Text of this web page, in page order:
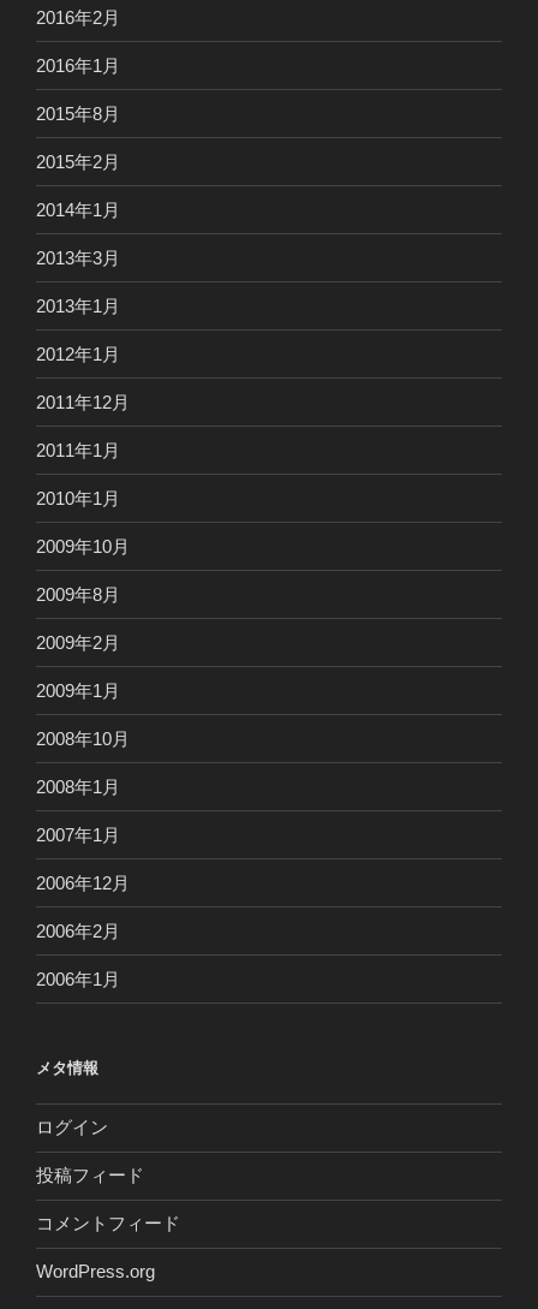
2016年2月
2016年1月
2015年8月
2015年2月
2014年1月
2013年3月
2013年1月
2012年1月
2011年12月
2011年1月
2010年1月
2009年10月
2009年8月
2009年2月
2009年1月
2008年10月
2008年1月
2007年1月
2006年12月
2006年2月
2006年1月
メタ情報
ログイン
投稿フィード
コメントフィード
WordPress.org